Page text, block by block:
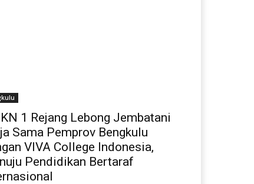
1 Rejang Lebong Jembatani
Sama Pemprov Bengkulu
VIVA College Indonesia,
Pendidikan Bertaraf